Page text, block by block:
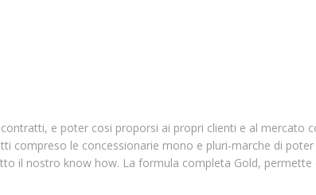
e poter cosi proporsi ai propri clienti e al mercato
compreso le concessionarie mono e pluri-marche di
il nostro know how. La formula completa Gold, permette